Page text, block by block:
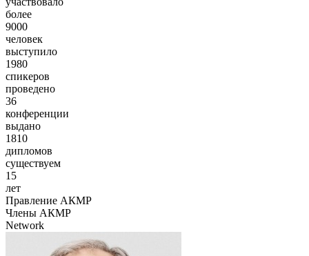
более
9000
человек
выступило
1980
спикеров
проведено
36
конференции
выдано
1810
дипломов
существуем
15
лет
Правление АКМР
Члены АКМР
Network